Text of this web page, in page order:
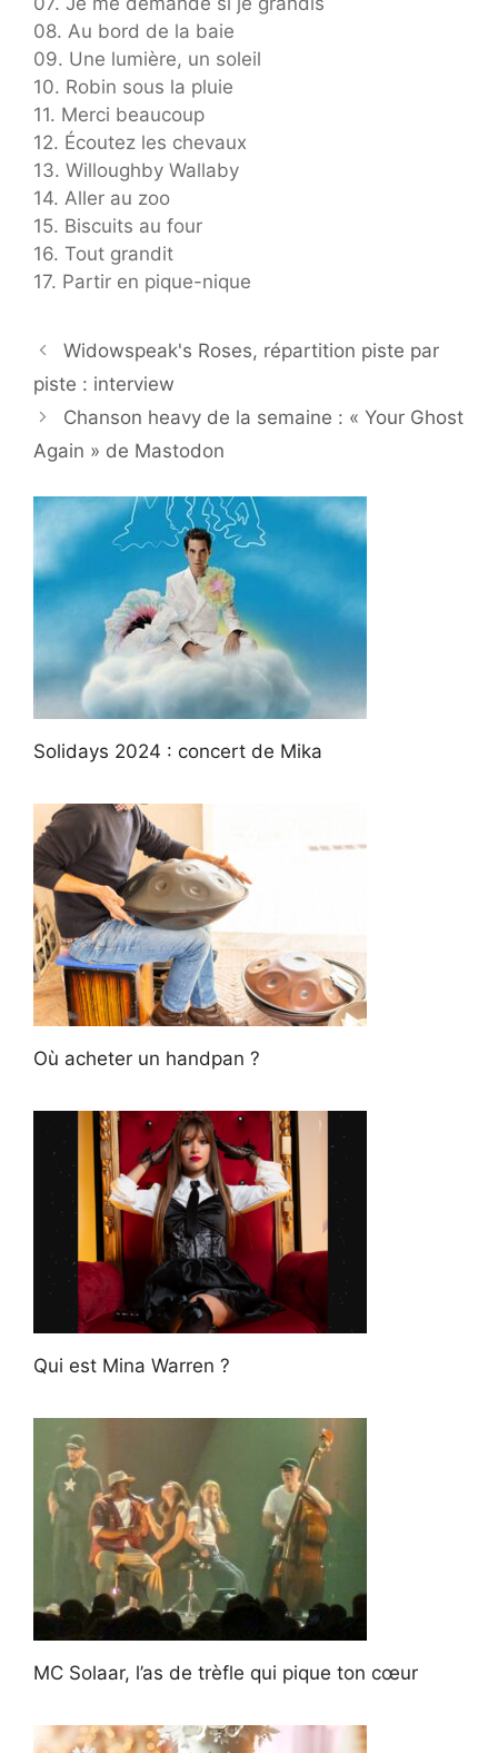
08. Au bord de la baie
09. Une lumière, un soleil
10. Robin sous la pluie
11. Merci beaucoup
12. Écoutez les chevaux
13. Willoughby Wallaby
14. Aller au zoo
15. Biscuits au four
16. Tout grandit
17. Partir en pique-nique
Widowspeak's Roses, répartition piste par
piste : interview
Chanson heavy de la semaine : « Your Ghost
Again » de Mastodon
Solidays 2024 : concert de Mika
Où acheter un handpan ?
Qui est Mina Warren ?
MC Solaar, l’as de trèfle qui pique ton cœur